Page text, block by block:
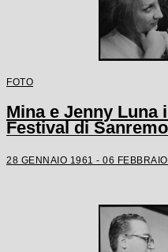
FOTO
Mina e Jenny Luna
Festival di Sanremo
28 GENNAIO 1961 - 06